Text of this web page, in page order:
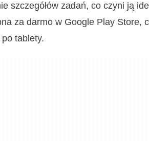
szczegółów zadań, co czyni ją
za darmo w Google Play Store,
tablety.